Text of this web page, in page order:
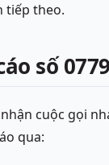
tiếp theo.
số
cuộc gọi
qua: